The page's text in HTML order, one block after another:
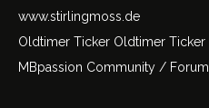
www.stirlingmoss.de
Oldtimer Ticker Oldtimer Ticker
MBpassion Community / Forum